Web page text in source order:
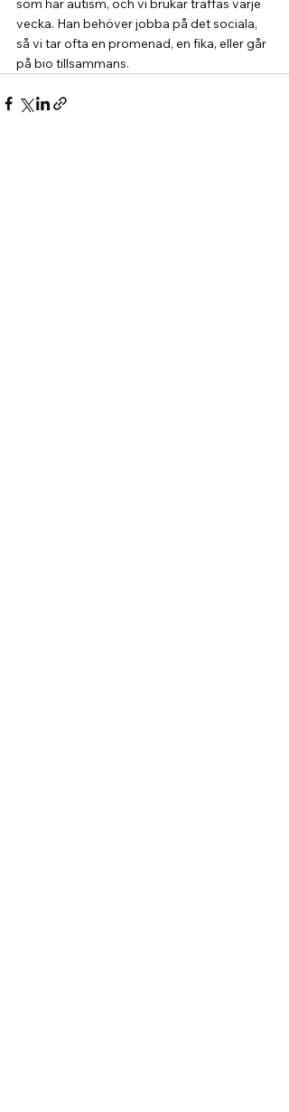
som har autism, och vi brukar träffas varje
vecka. Han behöver jobba på det sociala,
så vi tar ofta en promenad, en fika, eller går
på bio tillsammans.